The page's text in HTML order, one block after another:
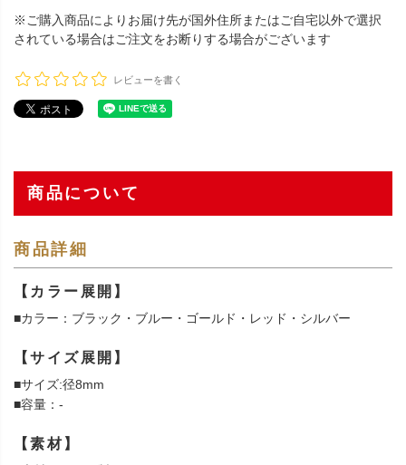
※ご購入商品によりお届け先が国外住所またはご自宅以外で選択
されている場合はご注文をお断りする場合がございます
レビューを書く
商品について
商品詳細
【カラー展開】
■カラー：ブラック・ブルー・ゴールド・レッド・シルバー
【サイズ展開】
■サイズ:径8mm
■容量：-
【素材】